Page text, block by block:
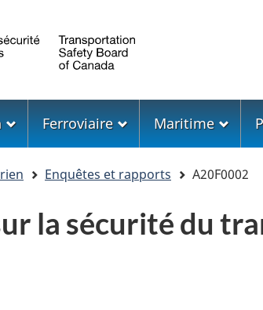
Ferroviaire Maritime
Enquêtes et rapports A20F0002
la sécurité du